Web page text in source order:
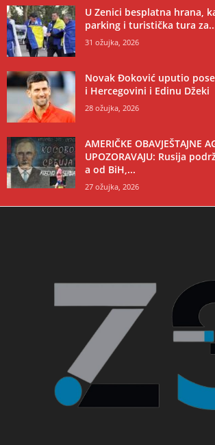
U Zenici besplatna hrana,
parking i turistička tura
31 ožujka, 2026
Novak Đoković uputio
i Hercegovini i Edinu Džeki
28 ožujka, 2026
AMERIČKE OBAVJEŠTAJNE
UPOZORAVAJU: Rusija
a od BiH,...
27 ožujka, 2026